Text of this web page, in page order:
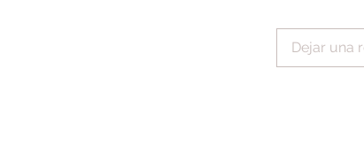
Dejar una